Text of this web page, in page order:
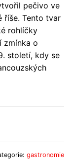
pečivo ve
říše. Tento tvar
rohlíčky
zmínka o
století, kdy se
gastronomie